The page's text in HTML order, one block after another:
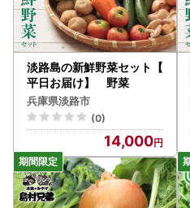
淡路島の新鮮野菜セット【
平日お届け】 野菜
兵庫県淡路市
(0)
14,000